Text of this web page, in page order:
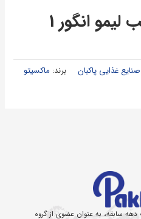
نوشابه ترکیبی سیب لیمو انگور 1
صنایع غذایی پاکبان برند: ماکسیتو
سابقه، به عنوان عضوی از گروه